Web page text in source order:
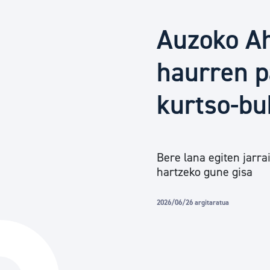
Osasun publikoa, animaliak eta kontsumoa
Haurrak eta gazteak
Auzoko
haurren
kurtso-
Bere lana egiten
hartzeko gune gisa
2026/06/26 argitaratua